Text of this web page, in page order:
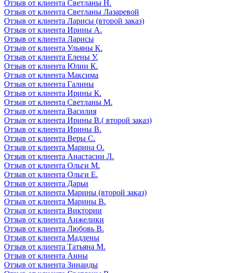
Отзыв от клиента Светланы Н.
Отзыв от клиента Светланы Лазаревой
Отзыв от клиента Ларисы (второй заказ)
Отзыв от клиента Ирины А.
Отзыв от клиента Ларисы
Отзыв от клиента Ульяны К.
Отзыв от клиента Елены У.
Отзыв от клиента Юлии К.
Отзыв от клиента Максима
Отзыв от клиента Галины
Отзыв от клиента Ирины К.
Отзыв от клиента Светланы М.
Отзыв от клиента Василия
Отзыв от клиента Ирины В.( второй заказ)
Отзыв от клиента Ирины В.
Отзыв от клиента Веры С.
Отзыв от клиента Марина О.
Отзыв от клиента Анастасии Л.
Отзыв от клиента Ольги М.
Отзыв от клиента Ольги Е.
Отзыв от клиента Дарьи
Отзыв от клиента Марины (второй заказ)
Отзыв от клиента Марины В.
Отзыв от клиента Виктории
Отзыв от клиента Анжелики
Отзыв от клиента Любовь В.
Отзыв от клиента Мадлены
Отзыв от клиента Татьяна М.
Отзыв от клиента Анны
Отзыв от клиента Зинаиды